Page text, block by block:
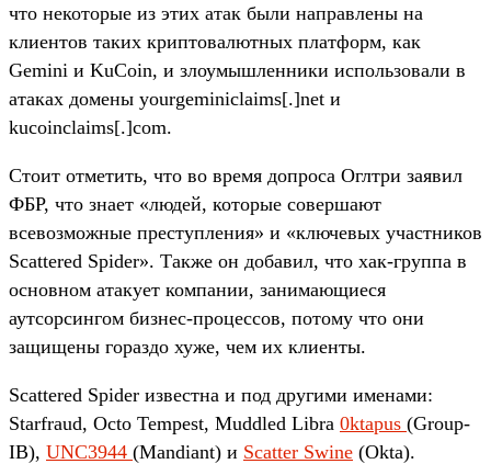
что некоторые из этих атак были направлены на
клиентов таких криптовалютных платформ, как
Gemini и KuCoin, и злоумышленники использовали в
атаках домены yourgeminiclaims[.]net и
kucoinclaims[.]com.
Стоит отметить, что во время допроса Оглтри заявил
ФБР, что знает «людей, которые совершают
всевозможные преступления» и «ключевых участников
Scattered Spider». Также он добавил, что хак-группа в
основном атакует компании, занимающиеся
аутсорсингом бизнес-процессов, потому что они
защищены гораздо хуже, чем их клиенты.
Scattered Spider известна и под другими именами:
Starfraud, Octo Tempest, Muddled Libra 0ktapus (Group-
IB), UNC3944 (Mandiant) и Scatter Swine (Okta).